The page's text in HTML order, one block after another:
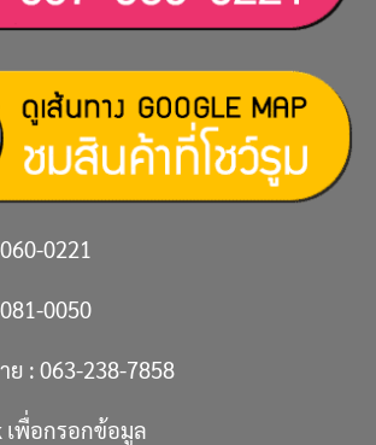
0221
0050
ย : 063-238-7858
เพื่อกรอกข้อมูล